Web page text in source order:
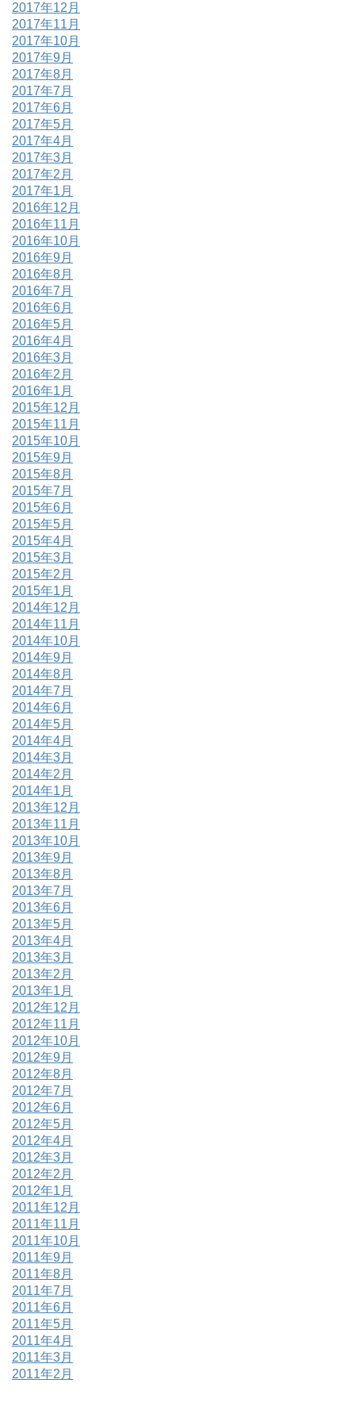
2017年12月
2017年11月
2017年10月
2017年9月
2017年8月
2017年7月
2017年6月
2017年5月
2017年4月
2017年3月
2017年2月
2017年1月
2016年12月
2016年11月
2016年10月
2016年9月
2016年8月
2016年7月
2016年6月
2016年5月
2016年4月
2016年3月
2016年2月
2016年1月
2015年12月
2015年11月
2015年10月
2015年9月
2015年8月
2015年7月
2015年6月
2015年5月
2015年4月
2015年3月
2015年2月
2015年1月
2014年12月
2014年11月
2014年10月
2014年9月
2014年8月
2014年7月
2014年6月
2014年5月
2014年4月
2014年3月
2014年2月
2014年1月
2013年12月
2013年11月
2013年10月
2013年9月
2013年8月
2013年7月
2013年6月
2013年5月
2013年4月
2013年3月
2013年2月
2013年1月
2012年12月
2012年11月
2012年10月
2012年9月
2012年8月
2012年7月
2012年6月
2012年5月
2012年4月
2012年3月
2012年2月
2012年1月
2011年12月
2011年11月
2011年10月
2011年9月
2011年8月
2011年7月
2011年6月
2011年5月
2011年4月
2011年3月
2011年2月